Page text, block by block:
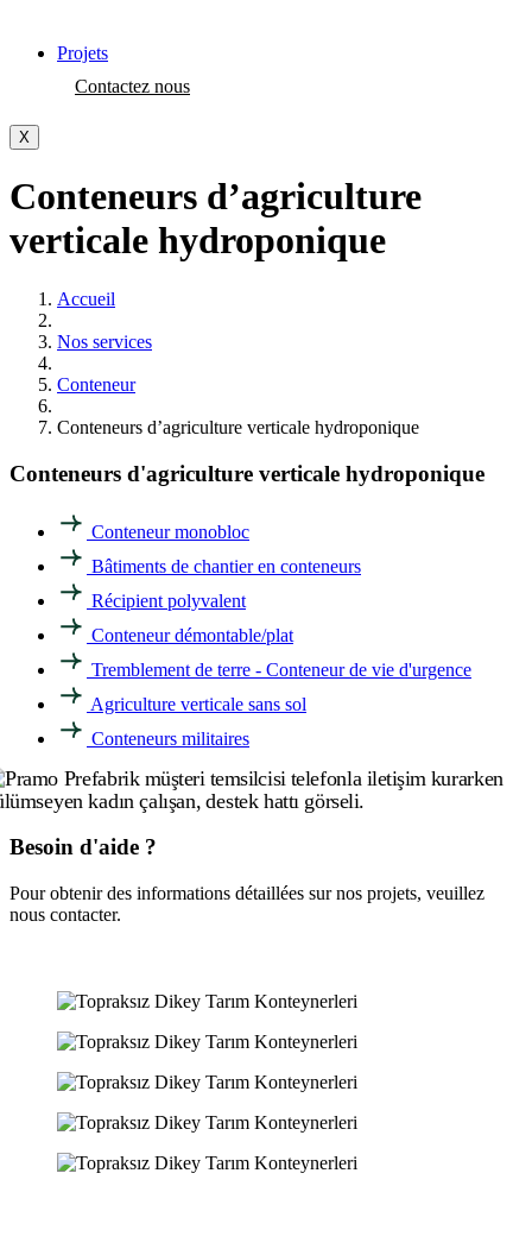
Projets
Contactez nous
X
Conteneurs d’agriculture
verticale hydroponique
Accueil
Nos services
Conteneur
Conteneurs d’agriculture verticale hydroponique
Conteneurs d'agriculture verticale hydroponique
Conteneur monobloc
Bâtiments de chantier en conteneurs
Récipient polyvalent
Conteneur démontable/plat
Tremblement de terre - Conteneur de vie d'urgence
Agriculture verticale sans sol
Conteneurs militaires
Besoin d'aide ?
Pour obtenir des informations détaillées sur nos projets, veuillez
nous contacter.